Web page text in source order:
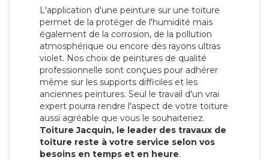
L'application d'une peinture sur une toiture
permet de la protéger de l'humidité mais
également de la corrosion, de la pollution
atmosphérique ou encore des rayons ultras
violet. Nos choix de peintures de qualité
professionnelle sont conçues pour adhérer
même sur les supports difficiles et les
anciennes peintures. Seul le travail d'un vrai
expert pourra rendre l'aspect de votre toiture
aussi agréable que vous le souhaiteriez.
Toiture Jacquin, le leader des travaux de
toiture reste à votre service selon vos
besoins en temps et en heure.